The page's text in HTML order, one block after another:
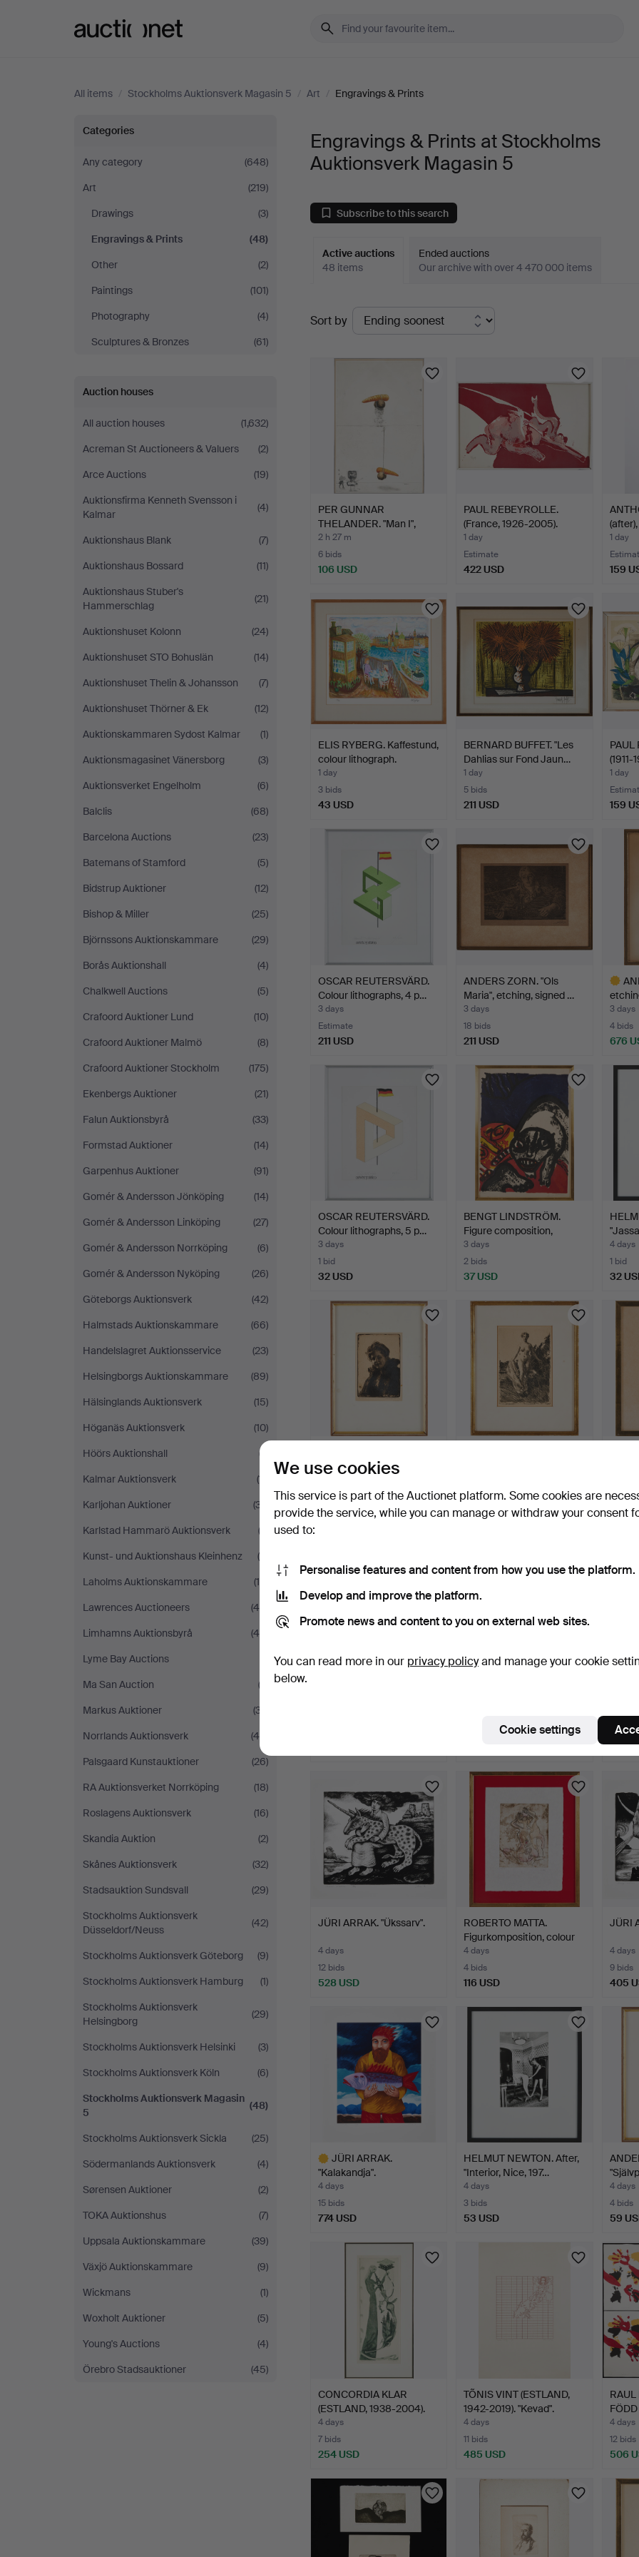
All items / Stockholms Auktionsverk Magasin 5 / Art / Engravings & Prints
Engravings
&
Prints
at
Stockholms
Auktionsverk
Magasin
Categories
Any category
(648)
Art
(219)
Drawings
(3)
Engravings & Prints
(48)
Other
(2)
Paintings
(101)
Photography
(4)
Sculptures & Bronzes
(61)
Auction houses
All auction houses
(1,632)
Acreman St Auctioneers & Valuers
(2)
Arce Auctions
(19)
Auktionsfirma Kenneth Svensson i
Kalmar
(4)
Auktionshaus Blank
(7)
Auktionshaus Bossard
(11)
Auktionshaus Stuber's
Hammerschlag
(21)
Auktionshuset Kolonn
(24)
Auktionshuset STO Bohuslän
(14)
Auktionshuset Thelin & Johansson
(7)
Auktionshuset Thörner & Ek
(12)
Auktionskammaren Sydost Kalmar
(1)
Auktionsmagasinet Vänersborg
(3)
Auktionsverket Engelholm
(6)
Balclis
(68)
Barcelona Auctions
(23)
Batemans of Stamford
(5)
Bidstrup Auktioner
(12)
Bishop & Miller
(25)
Björnssons Auktionskammare
(29)
Borås Auktionshall
(4)
Chalkwell Auctions
(5)
Crafoord Auktioner Lund
(10)
Crafoord Auktioner Malmö
(8)
Crafoord Auktioner Stockholm
(175)
Ekenbergs Auktioner
(21)
Falun Auktionsbyrå
(33)
Formstad Auktioner
(14)
Garpenhus Auktioner
(91)
Gomér & Andersson Jönköping
(14)
Gomér & Andersson Linköping
(27)
Gomér & Andersson Norrköping
(6)
Gomér & Andersson Nyköping
(26)
Göteborgs Auktionsverk
(42)
Halmstads Auktionskammare
(66)
Handelslagret Auktionsservice
(23)
Helsingborgs Auktionskammare
(89)
Hälsinglands Auktionsverk
(15)
Höganäs Auktionsverk
(10)
Höörs Auktionshall
(7)
Kalmar Auktionsverk
(11)
Karljohan Auktioner
(37)
Karlstad Hammarö Auktionsverk
(3)
Kunst- und Auktionshaus Kleinhenz
(8)
Laholms Auktionskammare
(15)
Lawrences Auctioneers
(46)
Limhamns Auktionsbyrå
(44)
Lyme Bay Auctions
Ma San Auction
(3)
Markus Auktioner
(37)
Norrlands Auktionsverk
(46)
Palsgaard Kunstauktioner
(26)
RA Auktionsverket Norrköping
(18)
Roslagens Auktionsverk
(16)
Skandia Auktion
(2)
Skånes Auktionsverk
(32)
Stadsauktion Sundsvall
(29)
Stockholms Auktionsverk
Düsseldorf/Neuss
(42)
Stockholms Auktionsverk Göteborg
(9)
Stockholms Auktionsverk Hamburg
(1)
Stockholms Auktionsverk
Helsingborg
(29)
Stockholms Auktionsverk Helsinki
(3)
Stockholms Auktionsverk Köln
(6)
Stockholms Auktionsverk Magasin
5
(48)
Stockholms Auktionsverk Sickla
(25)
Södermanlands Auktionsverk
(4)
Sørensen Auktioner
(2)
TOKA Auktionshus
(7)
Uppsala Auktionskammare
(39)
Växjö Auktionskammare
(9)
Wickmans
(1)
Woxholt Auktioner
(5)
Young's Auctions
(4)
Örebro Stadsauktioner
(45)
Engravings & Prints at Stockholms
Auktionsverk Magasin 5
Subscribe to this search
Active auctions
48 items
Ended auctions
Our archive with over 4 470 000 items
Active
auctions
Sort by
PER GUNNAR
THELANDER. "Man I",
colour etch…
2 h 27 m
6 bids
106 USD
PAUL REBEYROLLE.
(France, 1926-2005).
Abst…
1 day
Estimate
422 USD
1 day
159
ELIS RYBERG. Kaffestund,
colour lithograph.
1 day
3 bids
43 USD
BERNARD BUFFET. "Les
Dahlias sur Fond Jaun…
1 day
5 bids
211 USD
PAUL
1 day
159
OSCAR REUTERSVÄRD.
Colour lithographs, 4 p…
3 days
Estimate
211 USD
ANDERS ZORN. "Ols
Maria", etching, signed …
3 days
18 bids
211 USD
3 days
4 bids
676
OSCAR REUTERSVÄRD.
Colour lithographs, 5 p…
3 days
1 bid
32 USD
BENGT LINDSTRÖM.
Figure composition,
signe…
3 days
2 bids
37 USD
4 days
1 bid
32
"Porträttstudie" (Portrait
Estimate
159 USD
1 bid
32 USD
4 bids
676
JÜRI
4 days
24 bids
852
JÜRI ARRAK. "Ükssarv".
4 days
12 bids
528 USD
ROBERTO MATTA.
Figurkomposition, colour
et…
4 days
4 bids
116 USD
JÜRI
4 days
9 bids
405
JÜRI ARRAK.
"Kalakandja".
4 days
15 bids
774 USD
HELMUT NEWTON. After,
"Interior, Nice, 197…
4 days
3 bids
53 USD
etchi…
4 days
4 bids
59
CONCORDIA KLAR
(ESTLAND, 1938-2004).
"Melo…
4 days
7 bids
254 USD
TÕNIS VINT (ESTLAND,
1942-2019). "Kevad".
4 days
11 bids
485 USD
RAUL
4 days
12 bids
506
We use cookies
This service is part of the Auctionet platform. Some cookies are
provide the service, while you can manage or withdraw your consent
used to:
Personalise features and content from how you use the platform.
Develop and improve the platform.
Promote news and content to you on external web sites.
You can read more in our privacy policyand manage your cookie
below.
Cookie settings